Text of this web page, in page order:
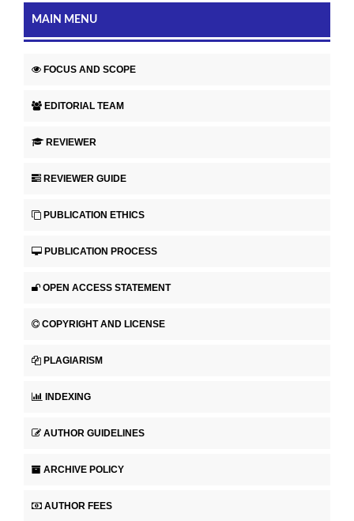
MAIN MENU
FOCUS AND SCOPE
EDITORIAL TEAM
REVIEWER
REVIEWER GUIDE
PUBLICATION ETHICS
PUBLICATION PROCESS
OPEN ACCESS STATEMENT
COPYRIGHT AND LICENSE
PLAGIARISM
INDEXING
AUTHOR GUIDELINES
ARCHIVE POLICY
AUTHOR FEES